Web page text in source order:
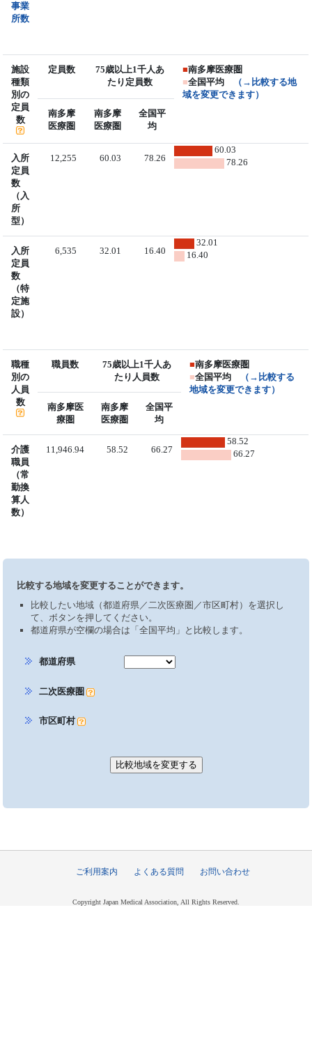
事業
所数
施設
種類
別の
定員
数
定員数
75歳以上1千人あ
たり定員数
■南多摩医療圏
■全国平均
（→比較する地
域を変更できます）
南多摩
医療圏
南多摩
医療圏
全国平
均
入所
定員
数
（入
所
型）
12,255 60.03 78.26
60.03
78.26
入所
定員
数
（特
定施
設）
6,535 32.01 16.40
32.01
16.40
職種
別の
人員
数
職員数
75歳以上1千人あ
たり人員数
■南多摩医療圏
■全国平均
（→比較する
地域を変更できます）
南多摩医
療圏
南多摩
医療圏
全国平
均
介護
職員
（常
勤換
算人
数）
11,946.94 58.52 66.27
58.52
66.27
比較する地域を変更することができます。
比較したい地域（都道府県／二次医療圏／市区町村）を選択し
て、ボタンを押してください。
都道府県が空欄の場合は「全国平均」と比較します。
都道府県
二次医療圏
市区町村
ご利用案内 よくある質問 お問い合わせ
Copyright Japan Medical Association, All Rights Reserved.